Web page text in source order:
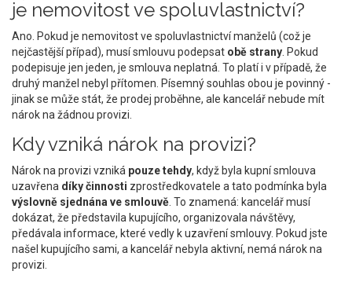
je nemovitost ve spoluvlastnictví?
Ano. Pokud je nemovitost ve spoluvlastnictví manželů (což je
nejčastější případ), musí smlouvu podepsat obě strany. Pokud
podepisuje jen jeden, je smlouva neplatná. To platí i v případě, že
druhý manžel nebyl přítomen. Písemný souhlas obou je povinný -
jinak se může stát, že prodej proběhne, ale kancelář nebude mít
nárok na žádnou provizi.
Kdy vzniká nárok na provizi?
Nárok na provizi vzniká pouze tehdy, když byla kupní smlouva
uzavřena díky činnosti zprostředkovatele a tato podmínka byla
výslovně sjednána ve smlouvě. To znamená: kancelář musí
dokázat, že představila kupujícího, organizovala návštěvy,
předávala informace, které vedly k uzavření smlouvy. Pokud jste
našel kupujícího sami, a kancelář nebyla aktivní, nemá nárok na
provizi.